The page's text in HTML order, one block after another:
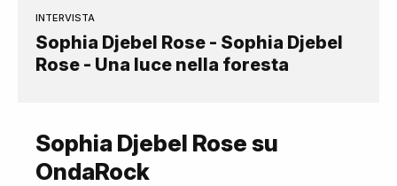
INTERVISTA
Sophia Djebel Rose - Sophia Djebel
Rose - Una luce nella foresta
Sophia Djebel Rose su
OndaRock